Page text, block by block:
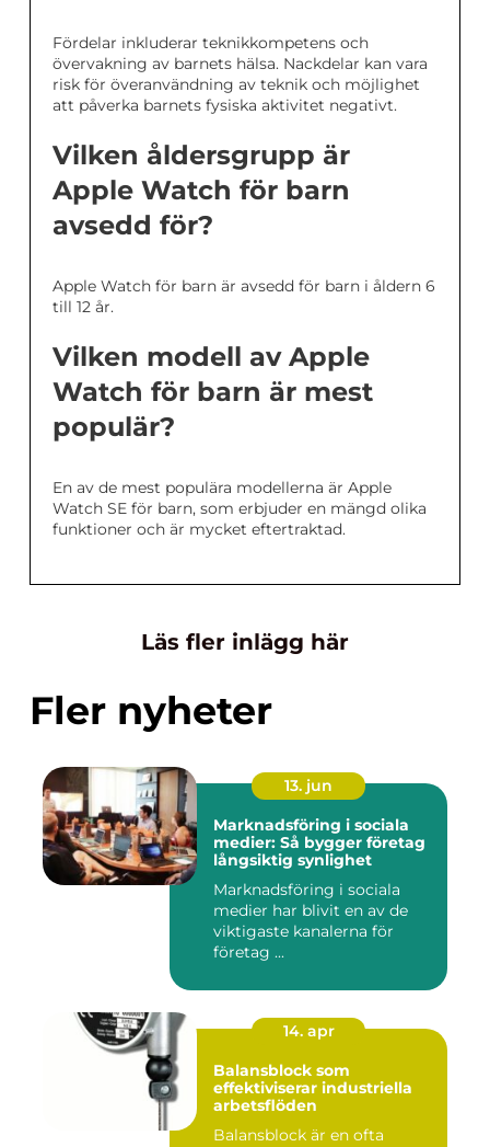
Fördelar inkluderar teknikkompetens och
övervakning av barnets hälsa. Nackdelar kan vara
risk för överanvändning av teknik och möjlighet
att påverka barnets fysiska aktivitet negativt.
Vilken åldersgrupp är
Apple Watch för barn
avsedd för?
Apple Watch för barn är avsedd för barn i åldern 6
till 12 år.
Vilken modell av Apple
Watch för barn är mest
populär?
En av de mest populära modellerna är Apple
Watch SE för barn, som erbjuder en mängd olika
funktioner och är mycket eftertraktad.
Läs fler inlägg här
Fler nyheter
13. jun
Marknadsföring i sociala
medier: Så bygger företag
långsiktig synlighet
Marknadsföring i sociala
medier har blivit en av de
viktigaste kanalerna för
företag ...
14. apr
Balansblock som
effektiviserar industriella
arbetsflöden
Balansblock är en ofta